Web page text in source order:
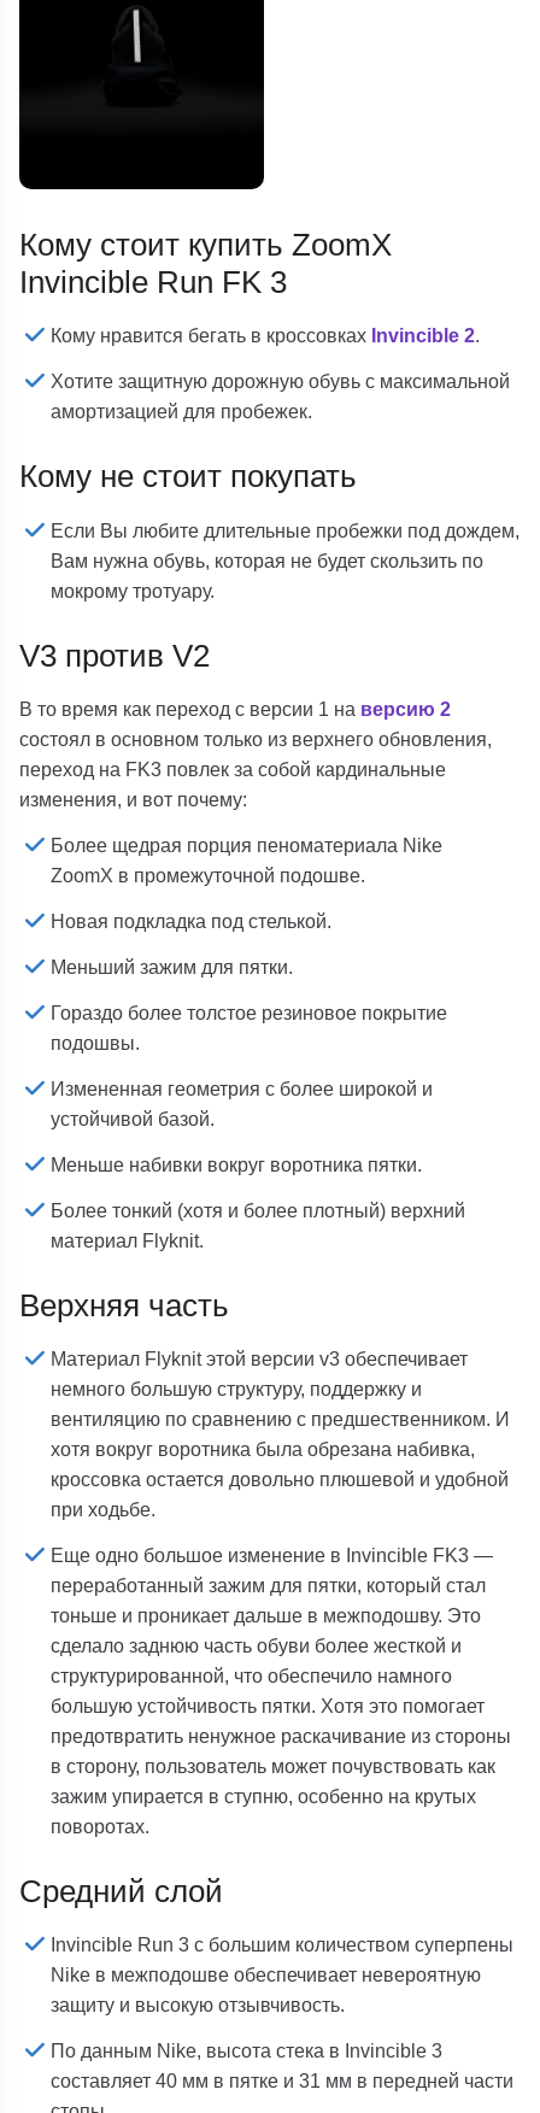
Кому стоит купить ZoomX
Invincible Run FK 3
Кому нравится бегать в кроссовках Invincible 2.
Хотите защитную дорожную обувь с максимальной
амортизацией для пробежек.
Кому не стоит покупать
Если Вы любите длительные пробежки под дождем,
Вам нужна обувь, которая не будет скользить по
мокрому тротуару.
V3 против V2
В то время как переход с версии 1 на версию 2
состоял в основном только из верхнего обновления,
переход на FK3 повлек за собой кардинальные
изменения, и вот почему:
Более щедрая порция пеноматериала Nike
ZoomX в промежуточной подошве.
Новая подкладка под стелькой.
Меньший зажим для пятки.
Гораздо более толстое резиновое покрытие
подошвы.
Измененная геометрия с более широкой и
устойчивой базой.
Меньше набивки вокруг воротника пятки.
Более тонкий (хотя и более плотный) верхний
материал Flyknit.
Верхняя часть
Материал Flyknit этой версии v3 обеспечивает
немного большую структуру, поддержку и
вентиляцию по сравнению с предшественником. И
хотя вокруг воротника была обрезана набивка,
кроссовка остается довольно плюшевой и удобной
при ходьбе.
Еще одно большое изменение в Invincible FK3 —
переработанный зажим для пятки, который стал
тоньше и проникает дальше в межподошву. Это
сделало заднюю часть обуви более жесткой и
структурированной, что обеспечило намного
большую устойчивость пятки. Хотя это помогает
предотвратить ненужное раскачивание из стороны
в сторону, пользователь может почувствовать как
зажим упирается в ступню, особенно на крутых
поворотах.
Средний слой
Invincible Run 3 с большим количеством суперпены
Nike в межподошве обеспечивает невероятную
защиту и высокую отзывчивость.
По данным Nike, высота стека в Invincible 3
составляет 40 мм в пятке и 31 мм в передней части